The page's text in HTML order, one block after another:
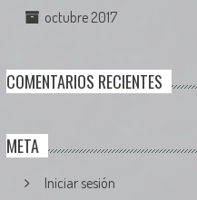
octubre 2017
COMENTARIOS RECIENTES
META
Iniciar sesión